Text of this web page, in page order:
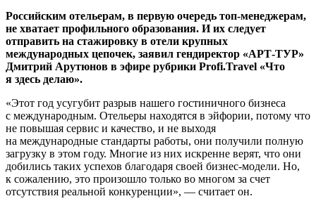
Российским отельерам, в первую очередь топ-менеджерам,
не хватает профильного образования. И их следует
отправить на стажировку в отели крупных
международных цепочек, заявил гендиректор «АРТ-ТУР»
Дмитрий Арутюнов в эфире рубрики Profi.Travel «Что
я здесь делаю».
«Этот год усугубит разрыв нашего гостиничного бизнеса
с международным. Отельеры находятся в эйфории, потому что
не повышая сервис и качество, и не выходя
на международные стандарты работы, они получили полную
загрузку в этом году. Многие из них искренне верят, что они
добились таких успехов благодаря своей бизнес-модели. Но,
к сожалению, это произошло только во многом за счет
отсутствия реальной конкуренции», — считает он.